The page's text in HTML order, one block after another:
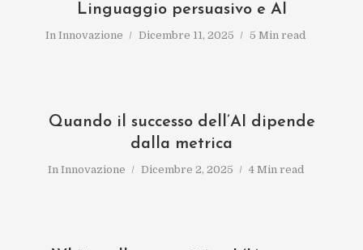
Linguaggio persuasivo e AI
In Innovazione Dicembre 11, 2025 5 Min read
Quando il successo dell’AI dipende
dalla metrica
In Innovazione Dicembre 2, 2025 4 Min read